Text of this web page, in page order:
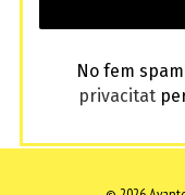
No fem
privacitat